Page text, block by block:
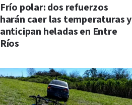
Frío polar: dos refuerzos
harán caer las temperaturas y
anticipan heladas en Entre
Ríos